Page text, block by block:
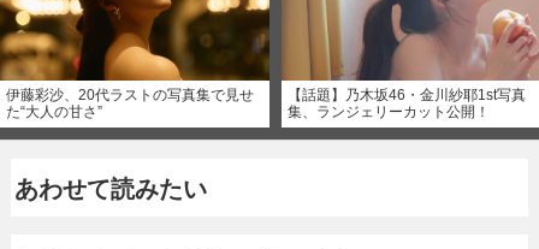
伊藤彩沙、20代ラストの写真集で見せ
た“大人の甘さ”
【話題】乃木坂46・金川紗耶1st写真
集、ランジェリーカット公開！
あわせて読みたい